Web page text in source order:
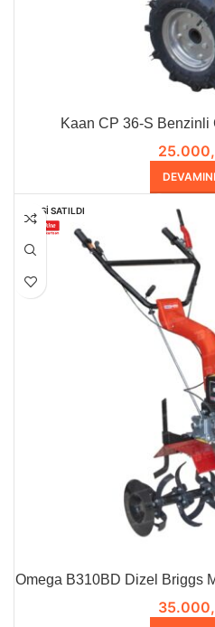
Kaan CP 36-S
HEPSI SATILDI
Omega B310BD Dizel Briggs